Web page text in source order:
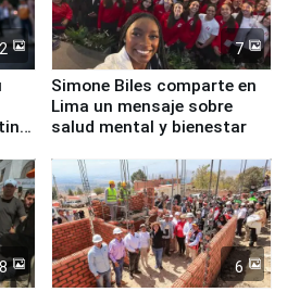
7
Simone Biles comparte en
Lima un mensaje sobre
salud mental y bienestar
8 6